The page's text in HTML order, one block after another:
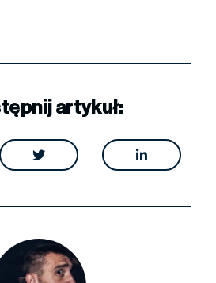
artykuł:
 